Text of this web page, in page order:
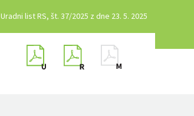
Uradni list RS, št. 37/2025 z dne 23. 5. 2025